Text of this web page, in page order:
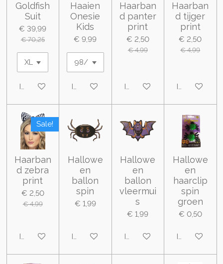
Goldfish
Suit
€ 39,99
€ 70,25
In winkelwagen
Haaien
Onesie
Kids
€ 9,99
In winkelwagen
Haarban
d panter
print
€ 2,50
€ 4,99
In winkelwagen
Haarban
d tijger
print
€ 2,50
€ 4,99
In
Sale!
Haarban
d zebra
print
€ 2,50
€ 4,99
In winkelwagen
Hallowe
en
ballon
spin
€ 1,99
In winkelwagen
Hallowe
en
ballon
vleermui
s
€ 1,99
In winkelwagen
Hallowe
en
haarclip
spin
groen
€ 0,50
In